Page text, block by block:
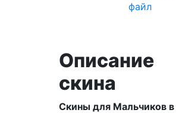
файл
Описание
скина
Скины для Мальчиков в